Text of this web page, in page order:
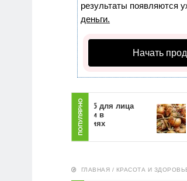
результаты появляются
деньги.
Начать
ПОПУЛЯРНО
Как сделать скраб для лица
из кофейной гущи в
домашних условиях
ГЛАВНАЯ / КРАСОТА И